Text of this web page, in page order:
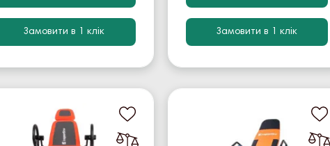
Замовити в 1 клік Замовити в 1 клік